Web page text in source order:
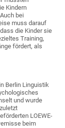
Kindern
bei
muss darauf
die Kinder sie
Training,
fördert, als
Berlin Linguistik
und wurde
LOEWE-
beim